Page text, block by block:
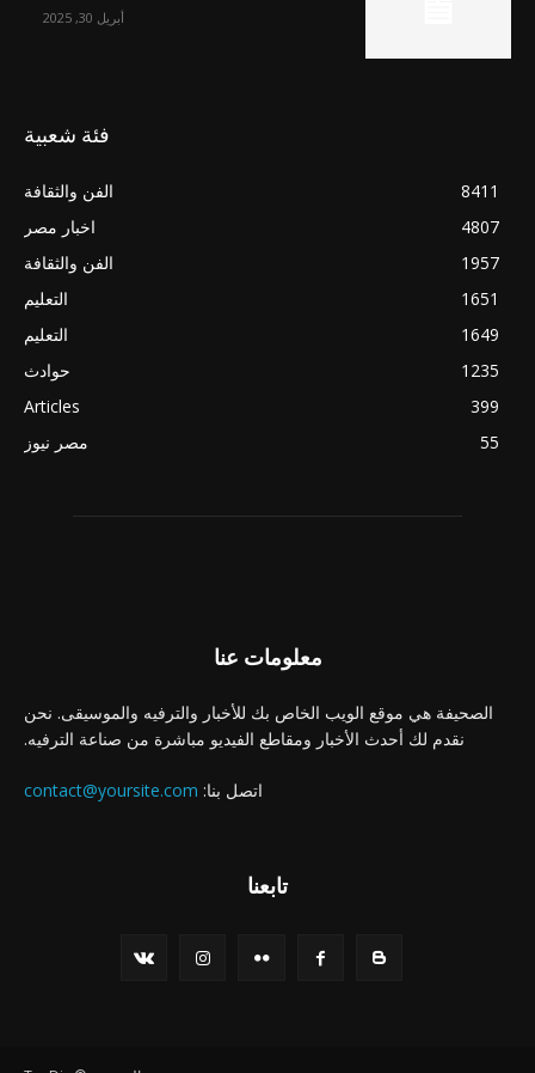
أبريل 30, 2025
فئة شعبية
الفن والثقافة
8411
اخبار مصر
4807
الفن والثقافة
1957
التعليم
1651
التعليم
1649
حوادث
1235
Articles
399
مصر نيوز
55
معلومات عنا
الصحيفة هي موقع الويب الخاص بك للأخبار والترفيه والموسيقى. نحن
نقدم لك أحدث الأخبار ومقاطع الفيديو مباشرة من صناعة الترفيه.
اتصل بنا: contact@yoursite.com
تابعنا